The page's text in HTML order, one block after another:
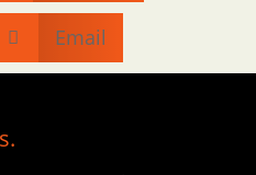
 Email